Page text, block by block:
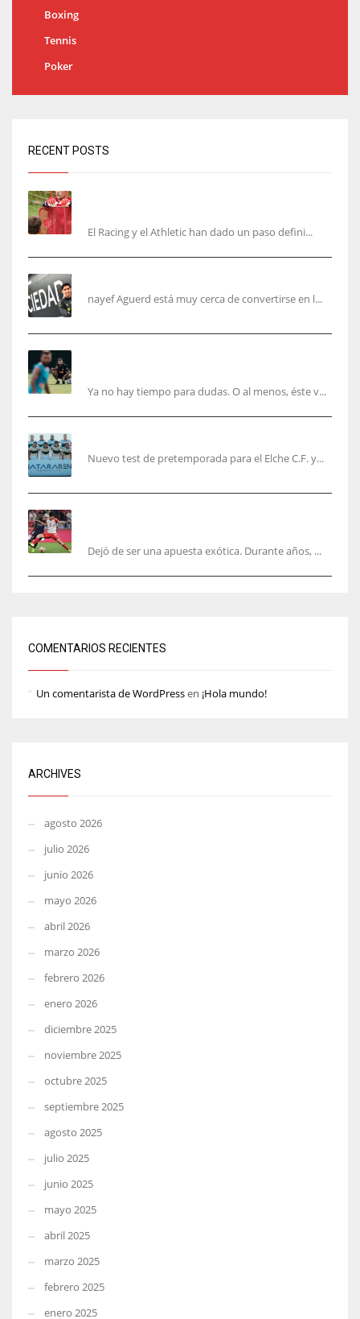
Boxing
Tennis
Poker
RECENT POSTS
El Racing y el Athletic han dado un paso defini...
nayef Aguerd está muy cerca de convertirse en l...
Ya no hay tiempo para dudas. O al menos, éste v...
Nuevo test de pretemporada para el Elche C.F. y...
Dejó de ser una apuesta exótica. Durante años, ...
COMENTARIOS RECIENTES
Un comentarista de WordPressen ¡Hola mundo!
ARCHIVES
agosto 2026
julio 2026
junio 2026
mayo 2026
abril 2026
marzo 2026
febrero 2026
enero 2026
diciembre 2025
noviembre 2025
octubre 2025
septiembre 2025
agosto 2025
julio 2025
junio 2025
mayo 2025
abril 2025
marzo 2025
febrero 2025
enero 2025